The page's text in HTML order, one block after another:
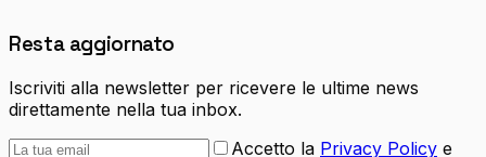
Resta aggiornato
Iscriviti alla newsletter per ricevere le ultime news
direttamente nella tua inbox.
Accetto la Privacy Policy e